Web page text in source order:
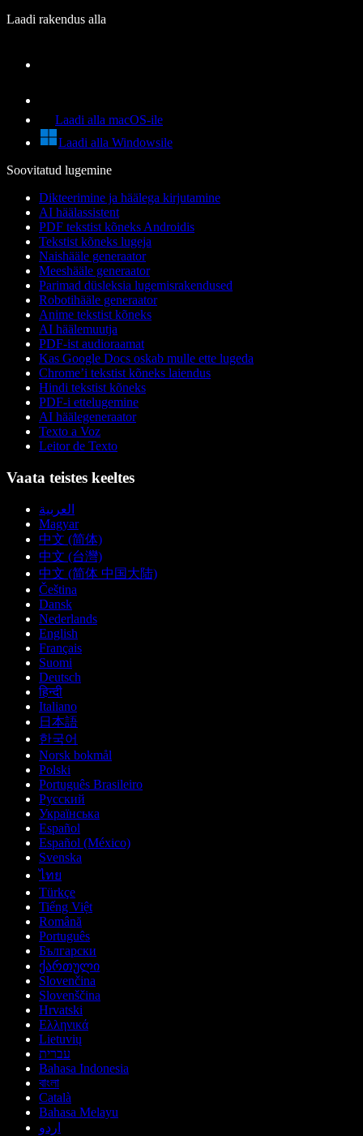
Laadi rakendus alla
Laadi alla macOS-ile
Laadi alla Windowsile
Soovitatud lugemine
Dikteerimine ja häälega kirjutamine
AI häälassistent
PDF tekstist kõneks Androidis
Tekstist kõneks lugeja
Naishääle generaator
Meeshääle generaator
Parimad düsleksia lugemisrakendused
Robotihääle generaator
Anime tekstist kõneks
AI häälemuutja
PDF-ist audioraamat
Kas Google Docs oskab mulle ette lugeda
Chrome’i tekstist kõneks laiendus
Hindi tekstist kõneks
PDF-i ettelugemine
AI häälegeneraator
Texto a Voz
Leitor de Texto
Vaata teistes keeltes
العربية
Magyar
中文 (简体)
中文 (台灣)
中文 (简体 中国大陆)
Čeština
Dansk
Nederlands
English
Français
Suomi
Deutsch
हिन्दी
Italiano
日本語
한국어
Norsk bokmål
Polski
Português Brasileiro
Русский
Українська
Español
Español (México)
Svenska
ไทย
Türkçe
Tiếng Việt
Română
Português
Български
ქართული
Slovenčina
Slovenščina
Hrvatski
Ελληνικά
Lietuvių
עברית
Bahasa Indonesia
বাংলা
Català
Bahasa Melayu
اردو